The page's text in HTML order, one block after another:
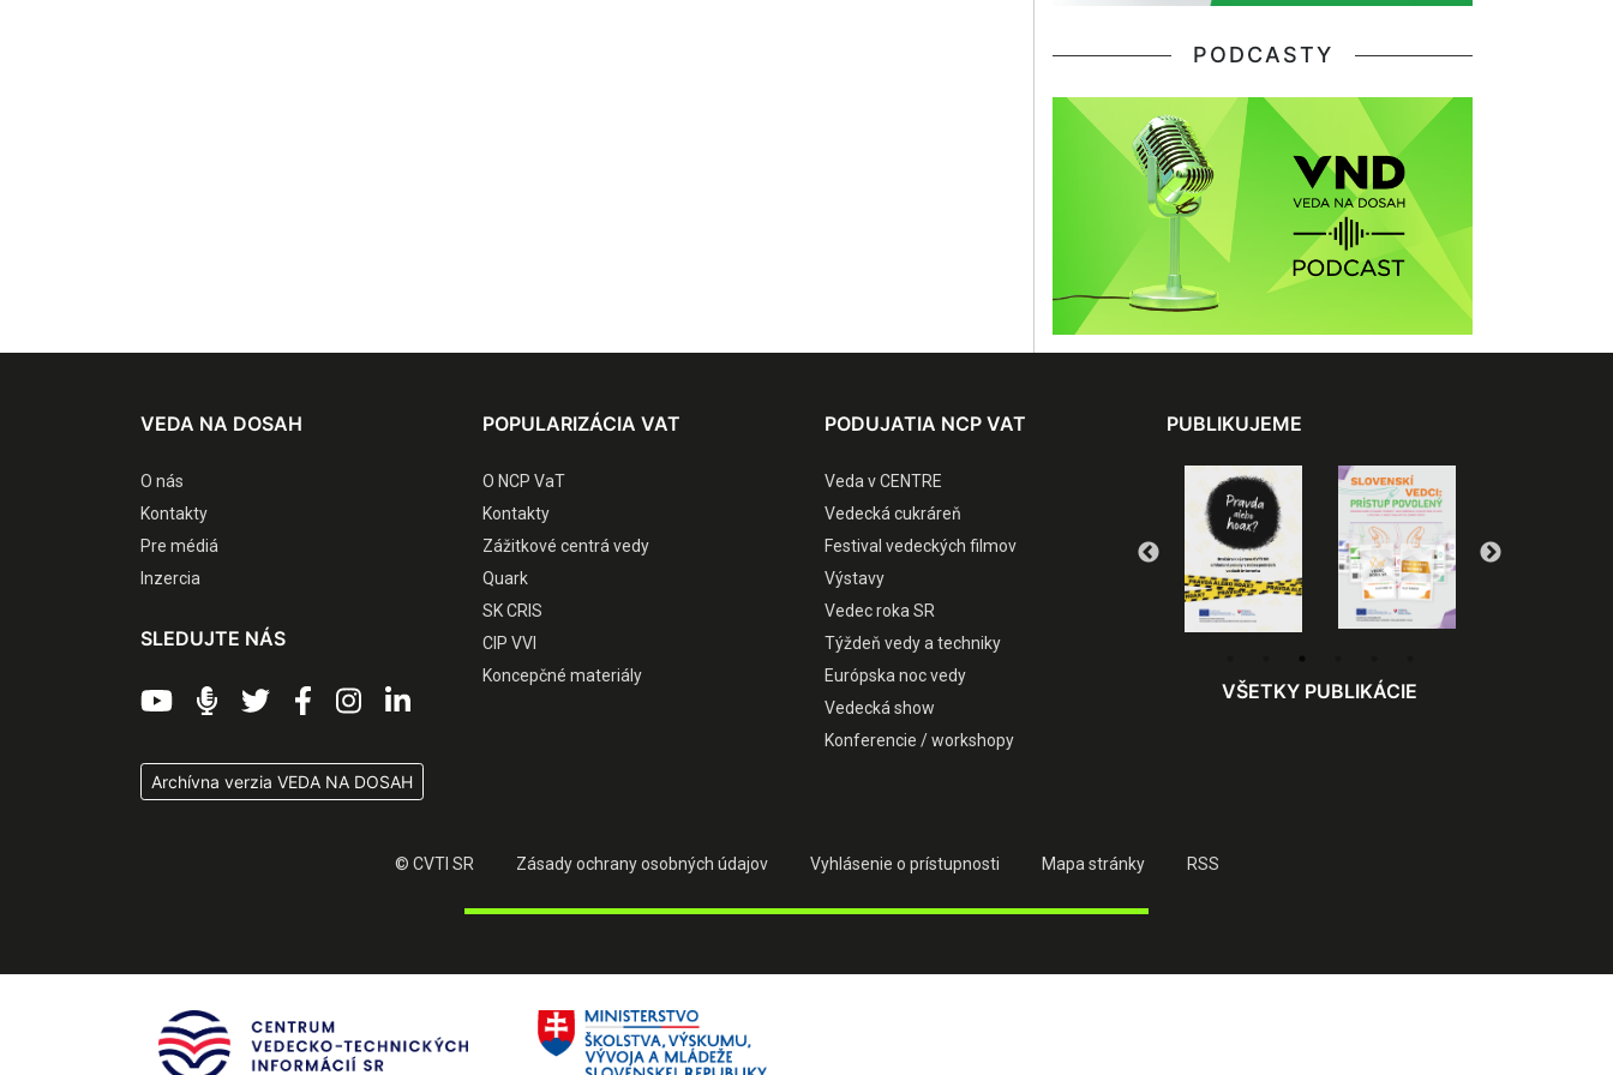
PODCASTY
VEDA NA DOSAH
O nás
Kontakty
Pre médiá
Inzercia
SLEDUJTE NÁS
Archívna verzia VEDA NA DOSAH
POPULARIZÁCIA VAT
O NCP VaT
Kontakty
Zážitkové centrá vedy
Quark
SK CRIS
CIP VVI
Koncepčné materiály
PODUJATIA NCP VAT
Veda v CENTRE
Vedecká cukráreň
Festival vedeckých filmov
Výstavy
Vedec roka SR
Týždeň vedy a techniky
Európska noc vedy
Vedecká show
Konferencie / workshopy
PUBLIKUJEME
VŠETKY PUBLIKÁCIE
© CVTI SR Zásady ochrany osobných údajov Vyhlásenie o prístupnosti Mapa stránky RSS